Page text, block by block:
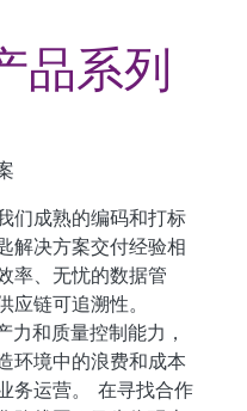
品系列
们成熟的编码和打标
解决方案交付经验相
率、无忧的数据管
应链可追溯性。
力和质量控制能力，
环境中的浪费和成本
务运营。 在寻找合作